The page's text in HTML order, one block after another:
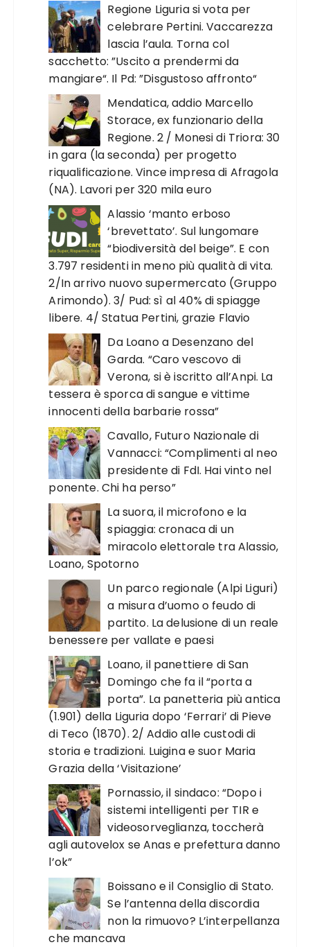
Regione Liguria si vota per
celebrare Pertini. Vaccarezza
lascia l’aula. Torna col
sacchetto: ”Uscito a prendermi da
mangiare“. Il Pd: ”Disgustoso affronto“
Mendatica, addio Marcello
Storace, ex funzionario della
Regione. 2 / Monesi di Triora: 30
in gara (la seconda) per progetto
riqualificazione. Vince impresa di Afragola
(NA). Lavori per 320 mila euro
Alassio ‘manto erboso
‘brevettato’. Sul lungomare
“biodiversità del beige”. E con
3.797 residenti in meno più qualità di vita.
2/In arrivo nuovo supermercato (Gruppo
Arimondo). 3/ Pud: sì al 40% di spiagge
libere. 4/ Statua Pertini, grazie Flavio
Da Loano a Desenzano del
Garda. “Caro vescovo di
Verona, si è iscritto all’Anpi. La
tessera è sporca di sangue e vittime
innocenti della barbarie rossa”
Cavallo, Futuro Nazionale di
Vannacci: “Complimenti al neo
presidente di FdI. Hai vinto nel
ponente. Chi ha perso”
La suora, il microfono e la
spiaggia: cronaca di un
miracolo elettorale tra Alassio,
Loano, Spotorno
Un parco regionale (Alpi Liguri)
a misura d’uomo o feudo di
partito. La delusione di un reale
benessere per vallate e paesi
Loano, il panettiere di San
Domingo che fa il “porta a
porta”. La panetteria più antica
(1.901) della Liguria dopo ‘Ferrari’ di Pieve
di Teco (1870). 2/ Addio alle custodi di
storia e tradizioni. Luigina e suor Maria
Grazia della ‘Visitazione’
Pornassio, il sindaco: “Dopo i
sistemi intelligenti per TIR e
videosorveglianza, toccherà
agli autovelox se Anas e prefettura danno
l’ok”
Boissano e il Consiglio di Stato.
Se l’antenna della discordia
non la rimuovo? L’interpellanza
che mancava